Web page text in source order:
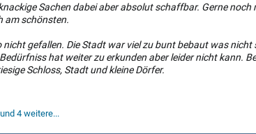
Sachen dabei aber absolut schaffbar. Gerne
am schönsten.
nicht gefallen. Die Stadt war viel zu bunt bebaut was
hat weiter zu erkunden aber leider nicht kann.
Schloss, Stadt und kleine Dörfer.
und 4 weitere...